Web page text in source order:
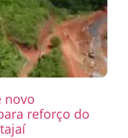
novo
reforço do